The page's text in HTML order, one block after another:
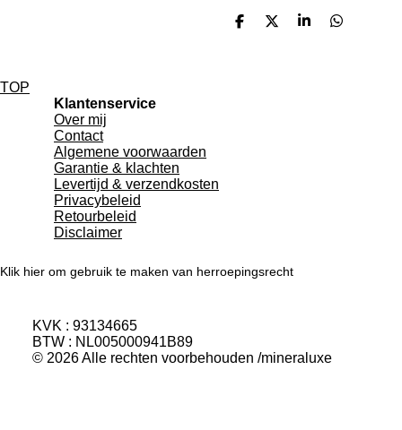
D
D
S
D
TOP
Klantenservice
Over mij
Contact
Algemene voorwaarden
Garantie & klachten
Levertijd & verzendkosten
Privacybeleid
Retourbeleid
Disclaimer
Klik hier om gebruik te maken van herroepingsrecht
KVK : 93134665
BTW : NL005000941B89
© 2026 Alle rechten voorbehouden /mineraluxe